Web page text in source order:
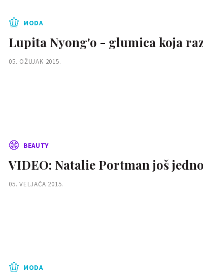
MODA
Lupita Nyong'o - glumica koja
05. OŽUJAK 2015.
BEAUTY
VIDEO: Natalie Portman još
05. VELJAČA 2015.
MODA